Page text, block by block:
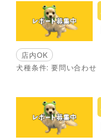
店内OK
犬種条件: 要問い合わせ